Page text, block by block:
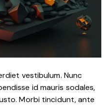
vestibulum. Nunc
id mauris sodales,
Morbi tincidunt, ante